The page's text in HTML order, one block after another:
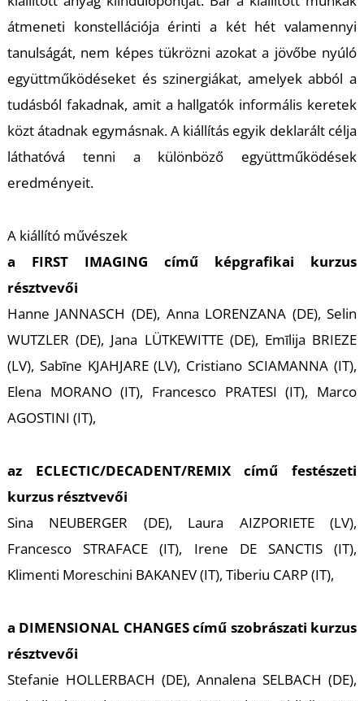
átmeneti konstellációja érinti a két hét valamennyi
tanulságát, nem képes tükrözni azokat a jövőbe nyúló
együttműködéseket és szinergiákat, amelyek abból a
tudásból fakadnak, amit a hallgatók informális keretek
közt átadnak egymásnak. A kiállítás egyik deklarált célja
láthatóvá tenni a különböző együttműködések
eredményeit.
A kiállító művészek
a FIRST IMAGING című képgrafikai kurzus
résztvevői
Hanne JANNASCH (DE), Anna LORENZANA (DE), Selin
WUTZLER (DE), Jana LÜTKEWITTE (DE), Emīlija BRIEZE
(LV), Sabīne KJAHJARE (LV), Cristiano SCIAMANNA (IT),
Elena MORANO (IT), Francesco PRATESI (IT), Marco
AGOSTINI (IT),
az ECLECTIC/DECADENT/REMIXcímű festészeti
kurzus résztvevői
Sina NEUBERGER (DE), Laura AIZPORIETE (LV),
Francesco STRAFACE (IT), Irene DE SANCTIS (IT),
Klimenti Moreschini BAKANEV (IT), Tiberiu CARP (IT),
a DIMENSIONAL CHANGEScímű szobrászati kurzus
résztvevői
Stefanie HOLLERBACH (DE), Annalena SELBACH (DE),